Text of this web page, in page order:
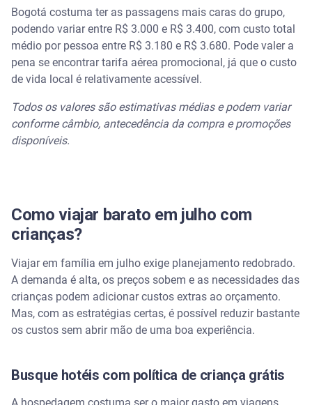
Bogotá costuma ter as passagens mais caras do grupo,
podendo variar entre R$ 3.000 e R$ 3.400, com custo total
médio por pessoa entre R$ 3.180 e R$ 3.680. Pode valer a
pena se encontrar tarifa aérea promocional, já que o custo
de vida local é relativamente acessível.
Todos os valores são estimativas médias e podem variar
conforme câmbio, antecedência da compra e promoções
disponíveis.
Como viajar barato em julho com
crianças?
Viajar em família em julho exige planejamento redobrado.
A demanda é alta, os preços sobem e as necessidades das
crianças podem adicionar custos extras ao orçamento.
Mas, com as estratégias certas, é possível reduzir bastante
os custos sem abrir mão de uma boa experiência.
Busque hotéis com política de criança grátis